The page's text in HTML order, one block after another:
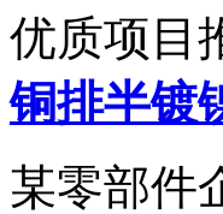
优质项目
铜排半镀
某零部件